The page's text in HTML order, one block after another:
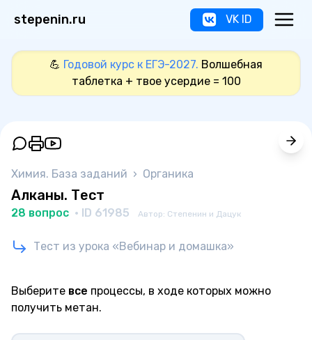
stepenin.ru VK ID
💪 Годовой курс к ЕГЭ-2027. Волшебная
таблетка + твое усердие = 100
Химия. База заданий › Органика
Алканы. Тест
28 вопрос · ID 61985 Автор: Степенин и Дацук
Тест из урока «Вебинар и домашка»
Выберите все процессы, в ходе которых можно
получить метан.